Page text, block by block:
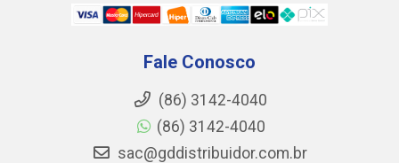
Fale Conosco
(86) 3142-4040
(86) 3142-4040
sac@gddistribuidor.com.br